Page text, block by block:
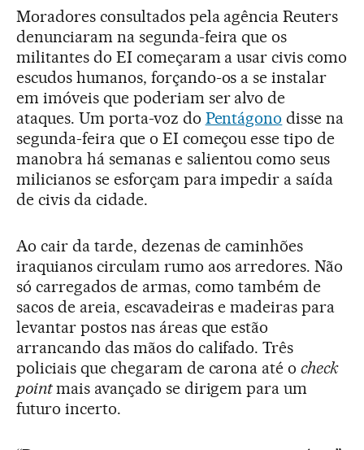
Moradores consultados pela agência Reuters
denunciaram na segunda-feira que os
militantes do EI começaram a usar civis como
escudos humanos, forçando-os a se instalar
em imóveis que poderiam ser alvo de
ataques. Um porta-voz do Pentágono disse na
segunda-feira que o EI começou esse tipo de
manobra há semanas e salientou como seus
milicianos se esforçam para impedir a saída
de civis da cidade.
Ao cair da tarde, dezenas de caminhões
iraquianos circulam rumo aos arredores. Não
só carregados de armas, como também de
sacos de areia, escavadeiras e madeiras para
levantar postos nas áreas que estão
arrancando das mãos do califado. Três
policiais que chegaram de carona até ocheck
pointmais avançado se dirigem para um
futuro incerto.